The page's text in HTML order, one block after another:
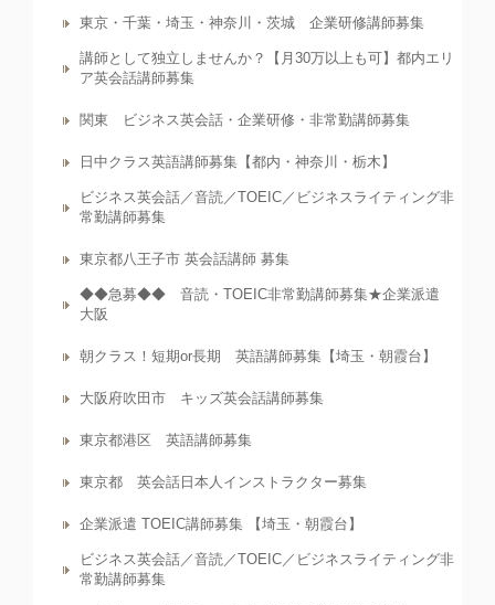
東京・千葉・埼玉・神奈川・茨城 企業研修講師募集
講師として独立しませんか？【月30万以上も可】都内エリ
ア英会話講師募集
関東 ビジネス英会話・企業研修・非常勤講師募集
日中クラス英語講師募集【都内・神奈川・栃木】
ビジネス英会話／音読／TOEIC／ビジネスライティング非
常勤講師募集
東京都八王子市 英会話講師 募集
◆◆急募◆◆ 音読・TOEIC非常勤講師募集★企業派遣
大阪
朝クラス！短期or長期 英語講師募集【埼玉・朝霞台】
大阪府吹田市 キッズ英会話講師募集
東京都港区 英語講師募集
東京都 英会話日本人インストラクター募集
企業派遣 TOEIC講師募集 【埼玉・朝霞台】
ビジネス英会話／音読／TOEIC／ビジネスライティング非
常勤講師募集